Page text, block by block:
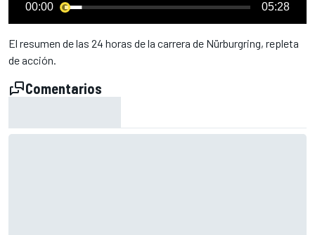
00:00 05:28
El resumen de las 24 horas de la carrera de Nürburgring, repleta
de acción.
Comentarios